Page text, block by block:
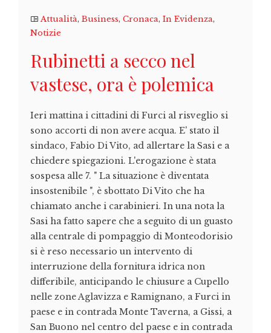
Attualità, Business, Cronaca, In Evidenza,
Notizie
Rubinetti a secco nel
vastese, ora è polemica
Ieri mattina i cittadini di Furci al risveglio si
sono accorti di non avere acqua. E' stato il
sindaco, Fabio Di Vito, ad allertare la Sasi e a
chiedere spiegazioni. L'erogazione è stata
sospesa alle 7. " La situazione è diventata
insostenibile ", è sbottato Di Vito che ha
chiamato anche i carabinieri. In una nota la
Sasi ha fatto sapere che a seguito di un guasto
alla centrale di pompaggio di Monteodorisio
si è reso necessario un intervento di
interruzione della fornitura idrica non
differibile, anticipando le chiusure a Cupello
nelle zone Aglavizza e Ramignano, a Furci in
paese e in contrada Monte Taverna, a Gissi, a
San Buono nel centro del paese e in contrada